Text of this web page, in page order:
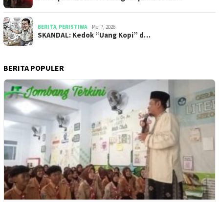
BERITA, PERISTIWA Mei 7, 2026
SKANDAL: Kedok “Uang Kopi” d…
BERITA POPULER